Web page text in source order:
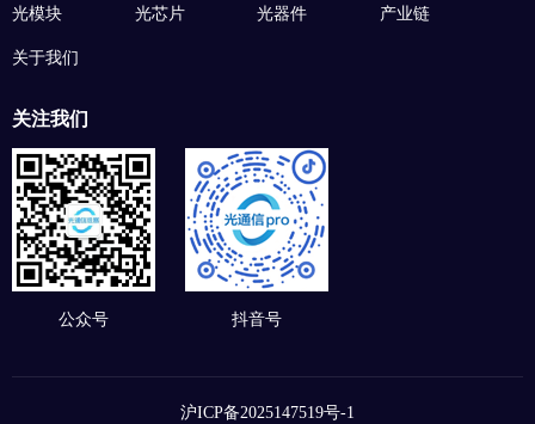
光模块 光芯片 光器件 产业链
关于我们
关注我们
公众号 抖音号
沪ICP备2025147519号-1